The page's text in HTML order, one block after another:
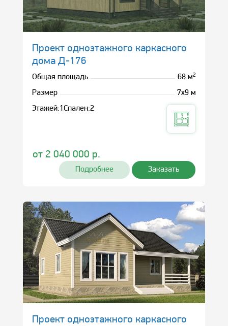
Проект одноэтажного каркасного
дома Д-176
Общая площадь 68 м2
Размер
7х9 м
Этажей:1 Спален:2
от 2 040 000 р.
Подробнее Заказать
Проект одноэтажного каркасного